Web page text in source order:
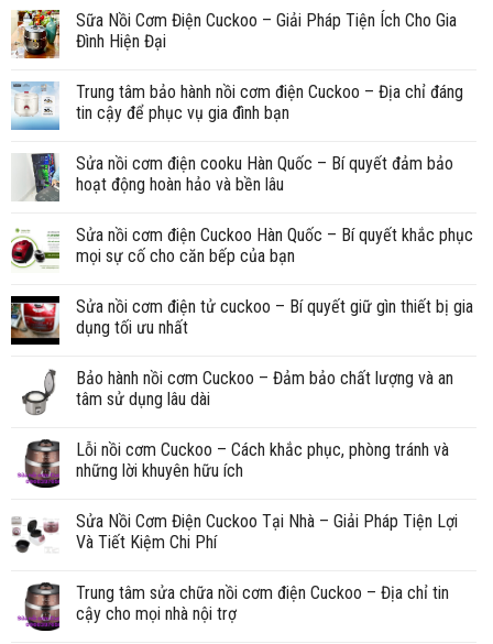
Sữa Nồi Cơm Điện Cuckoo – Giải Pháp Tiện Ích Cho Gia
Đình Hiện Đại
Trung tâm bảo hành nồi cơm điện Cuckoo – Địa chỉ đáng
tin cậy để phục vụ gia đình bạn
Sửa nồi cơm điện cooku Hàn Quốc – Bí quyết đảm bảo
hoạt động hoàn hảo và bền lâu
Sửa nồi cơm điện Cuckoo Hàn Quốc – Bí quyết khắc phục
mọi sự cố cho căn bếp của bạn
Sửa nồi cơm điện tử cuckoo – Bí quyết giữ gìn thiết bị gia
dụng tối ưu nhất
Bảo hành nồi cơm Cuckoo – Đảm bảo chất lượng và an
tâm sử dụng lâu dài
Lỗi nồi cơm Cuckoo – Cách khắc phục, phòng tránh và
những lời khuyên hữu ích
Sửa Nồi Cơm Điện Cuckoo Tại Nhà – Giải Pháp Tiện Lợi
Và Tiết Kiệm Chi Phí
Trung tâm sửa chữa nồi cơm điện Cuckoo – Địa chỉ tin
cậy cho mọi nhà nội trợ